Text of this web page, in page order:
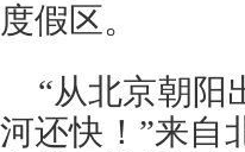
度假区。
“从北京朝阳
河还快！”来自